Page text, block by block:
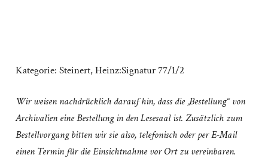
Kategorie: Steinert, Heinz:Signatur 77/1/2
Wir weisen nachdrücklich darauf hin, dass die „Bestellung“ von
Archivalien eine Bestellung in den Lesesaal ist. Zusätzlich zum
Bestellvorgang bitten wir sie also, telefonisch oder per E-Mail
einen Termin für die Einsichtnahme vor Ort zu vereinbaren.